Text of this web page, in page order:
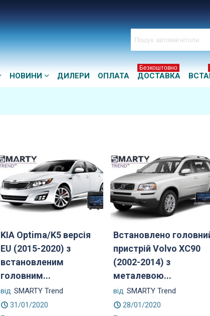
НОВИНИ ДИЛЕРИ ОПЛАТА ДОСТАВКА
Безкоштовно
KIA Optima/K5 версія
EU (2015-2020) з
встановленим
головним...
від SMARTY Trend
31/01/2020
Встановлено
пристрій Volvo XC90
(2002-2014) з
металевою...
від SMARTY Trend
28/01/2020